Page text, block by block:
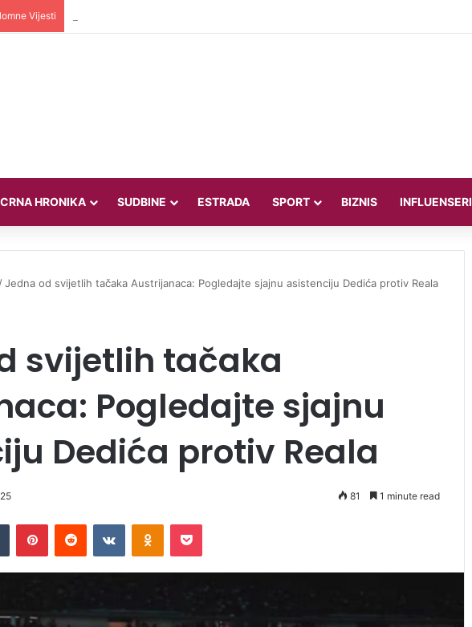
Vijesti
CRNA HRONIKA SUDBINE ESTRADA SPORT BIZNIS INFLUENSERI
/Jedna od svijetlih tačaka Austrijanaca: Pogledajte sjajnu asistenciju Dedića protiv Reala
svijetlih tačaka
Pogledajte sjajnu
Dedića protiv Reala
81 1 minute read
Tumblr PinterestReddit VKontakteOdnoklassniki
Pocket